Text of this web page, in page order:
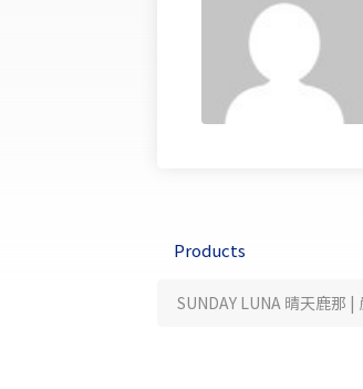
Products
SUNDAY LUNA 晴天鹿那 |